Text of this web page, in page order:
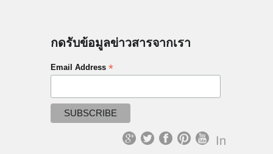
กดรับข้อมูลข่าวสารจากเรา
Email Address *
In